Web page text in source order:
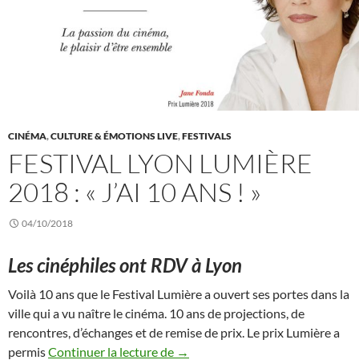
CINÉMA,CULTURE & ÉMOTIONS LIVE,FESTIVALS
FESTIVAL LYON LUMIÈRE
2018 : « J’AI 10 ANS ! »
04/10/2018
Les cinéphiles ont RDV à Lyon
Voilà 10 ans que le Festival Lumière a ouvert ses portes dans la
ville qui a vu naître le cinéma. 10 ans de projections, de
rencontres, d’échanges et de remise de prix. Le prix Lumière a
permisContinuer la lecture de Festival Lyon Lumière 2018 : «
→